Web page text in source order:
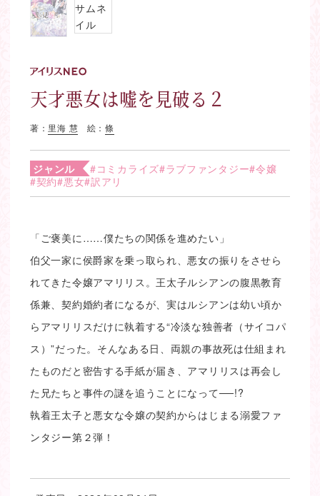
天才悪女は嘘を見破る２
著： 里海 慧 絵：條
ジャンル #コミカライズ#ラブファンタジー#令嬢
#契約#悪女#訳アリ
「ご褒美に……僕たちの関係を進めたい」
伯父一家に侯爵家を乗っ取られ、悪女の振りをさせら
れてきた令嬢アマリリス。王太子ルシアンの腹黒教育
係兼、契約婚約者になるが、実はルシアンは幼い頃か
らアマリリスだけに執着する“冷淡な独善者（サイコパ
ス）”だった。そんなある日、両親の事故死は仕組まれ
たものだと密告する手紙が届き、アマリリスは再会し
た兄たちと事件の謎を追うことになって──!?
執着王太子と悪女な令嬢の契約からはじまる溺愛ファ
ンタジー第２弾！